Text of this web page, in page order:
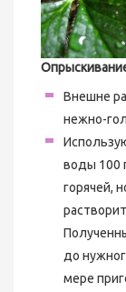
Внешне
нежно-
воды 100
горячей,
до
мере